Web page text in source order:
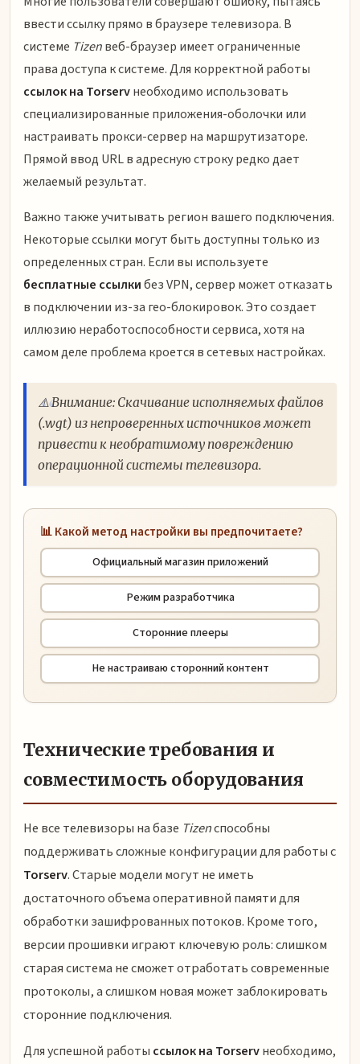
ввести ссылку прямо в браузере телевизора. В
системе Tizenвеб-браузер имеет ограниченные
права доступа к системе. Для корректной работы
ссылок на Torservнеобходимо использовать
специализированные приложения-оболочки или
настраивать прокси-сервер на маршрутизаторе.
Прямой ввод URL в адресную строку редко дает
желаемый результат.
Важно также учитывать регион вашего подключения.
Некоторые ссылки могут быть доступны только из
определенных стран. Если вы используете
бесплатные ссылкибез VPN, сервер может отказать
в подключении из-за гео-блокировок. Это создает
иллюзию неработоспособности сервиса, хотя на
самом деле проблема кроется в сетевых настройках.
⚠️ Внимание: Скачивание исполняемых файлов
(.wgt) из непроверенных источников может
привести к необратимому повреждению
операционной системы телевизора.
📊 Какой метод настройки вы предпочитаете?
Официальный магазин приложений
Режим разработчика
Сторонние плееры
Не настраиваю сторонний контент
Технические требования и
совместимость оборудования
Не все телевизоры на базе Tizenспособны
поддерживать сложные конфигурации для работы с
Torserv. Старые модели могут не иметь
достаточного объема оперативной памяти для
обработки зашифрованных потоков. Кроме того,
версии прошивки играют ключевую роль: слишком
старая система не сможет отработать современные
протоколы, а слишком новая может заблокировать
сторонние подключения.
Для успешной работы ссылок на Torservнеобходимо,